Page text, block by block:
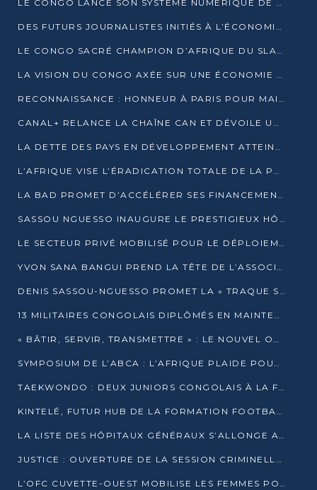
LE CONGO LANCE SON SYSTÈME NUMÉRIQUE DE VÉRIFICATION DU BOIS
DES FUTURS JOURNALISTES INITIÉS À L’ÉCONOMIE BLEUE DURABLE
LE CONGO SACRÉ CHAMPION D’AFRIQUE DU SLAM 2025
LA VISION DU CONGO AXÉE SUR UNE ÉCONOMIE BAS CARBONE AU RENDEZ-VOUS DE MONACO 2025
RECONNAISSANCE : HONNEUR À PARIS POUR MAIXENT RAOUL OMINGA
CANAL+ RELANCE LA CHAÎNE CAN ET DÉVOILE UNE OFFRE EXCEPTIONNELLE POUR DÉCEMBRE
LA DETTE DES PAYS EN DÉVELOPPEMENT ATTEINT UN SOMMET HISTORIQUE ENTRE 2022 ET 2024
L’AFRIQUE VISE L’ÉRADICATION TOTALE DE LA POLIOMYÉLITE D’ICI 2026
LA BAD PROMET D’ACCÉLÉRER SES FINANCEMENTS AVEC LE MINISTÈRE DE L’ASSAINISSEMENT
SASSOU NGUESSO INAUGURE LE PRESTIGIEUX HÔTEL KEMPINSKI BRAZZAVILLE
LE SECTEUR PRIVÉ MOBILISÉ POUR LE DÉPLOIEMENT DE 19 MINI-CENTRALES SOLAIRES
YVON SANA BANGUI PREND LA TÊTE DE L’ASSOCIATION DES BANQUES CENTRALES AFRICAINES
DENIS SASSOU-NGUESSO PROMET LA « TRAQUE SANS RELÂCHE » DU GRAND BANDITISME
13 MILITAIRES CONGOLAIS DIPLÔMÉS EN MAINTENANCE INDUSTRIELLE APRÈS TROIS ANS DE FORMATION À L’UNIVERSITÉ MARIEN-NGOUABI
« BÂTIR, SERVIR, TRANSMETTRE » : LE NOUVEL OUVRAGE QUI INTERPELLE LES COLLECTIVITÉS
SYMPOSIUM DE L’ABCA : L’AFRIQUE PLAIDE POUR UN FINANCEMENT CLIMATIQUE ÉQUITABLE
TAEKWONDO : DEUX JUNIORS CONGOLAIS À LA FINALE D’OPEN SYRIES 2025 À ABIDJAN
KINTELÉ, FUTUR HUB DE LA FORMATION FOOTBALLISTIQUE AFRICAINE ?
LA LISTE DES HÔPITAUX GÉNÉRAUX S’ALLONGE AU CONGO
JUSTICE : OUVERTURE DE LA SESSION CRIMINELLE À BRAZZAVILLE AVEC 52 DOSSIERS AU RÔLE
L’OFC CUVETTE-OUEST MOBILISE LES FEMMES POUR ACCUEILLIR LE PRÉSIDENT DE LA RÉPUBLIQUE